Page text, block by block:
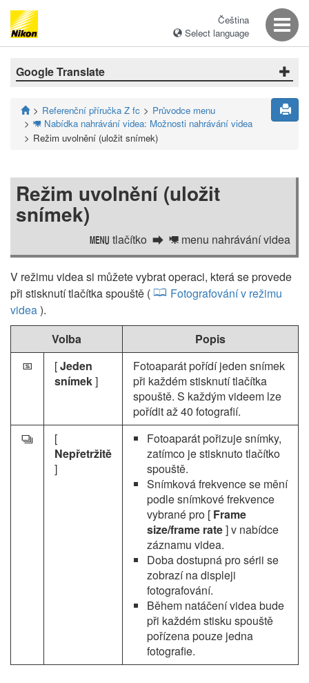
Čeština
Select language
Google Translate
Referenční příručka Z fc Průvodce menu
1 Nabídka nahrávání videa: Možnosti nahrávání videa
Režim uvolnění (uložit snímek)
Režim uvolnění (uložit
snímek)
G tlačítko 1 menu nahrávání videa
V režimu videa si můžete vybrat operaci, která se provede
při stisknutí tlačítka spouště (
Fotografování v režimu
videa).
Volba
Popis
U [Jeden
snímek]
Fotoaparát pořídí jeden snímek
při každém stisknutí tlačítka
spouště. S každým videem lze
pořídit až 40 fotografií.
c
[
Nepřetržitě
]
Fotoaparát pořizuje snímky,
zatímco je stisknuto tlačítko
spouště.
Snímková frekvence se mění
podle snímkové frekvence
vybrané pro [ Frame
size/frame rate] v nabídce
záznamu videa.
Doba dostupná pro sérii se
zobrazí na displeji
fotografování.
Během natáčení videa bude
při každém stisku spouště
pořízena pouze jedna
fotografie.